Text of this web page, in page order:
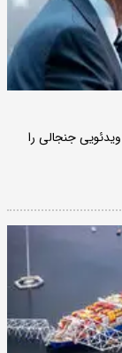
جنجالی را